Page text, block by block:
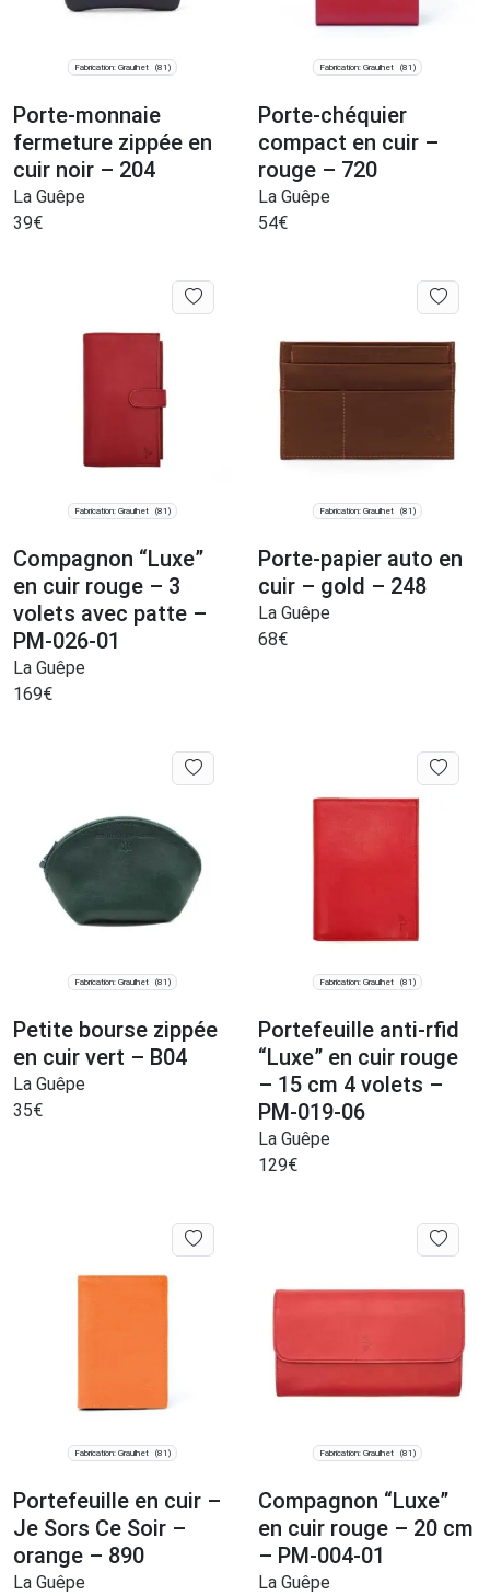
Fabrication: Graulhet (81)
Porte-monnaie
fermeture zippée en
cuir noir – 204
La Guêpe
39€
Fabrication: Graulhet (81)
Porte-chéquier
compact en cuir –
rouge – 720
La Guêpe
54€
Fabrication: Graulhet (81)
Compagnon “Luxe”
en cuir rouge – 3
volets avec patte –
PM-026-01
La Guêpe
169€
Fabrication: Graulhet (81)
Porte-papier auto en
cuir – gold – 248
La Guêpe
68€
Fabrication: Graulhet (81)
Petite bourse zippée
en cuir vert – B04
La Guêpe
35€
Fabrication: Graulhet (81)
Portefeuille anti-rfid
“Luxe” en cuir rouge
– 15 cm 4 volets –
PM-019-06
La Guêpe
129€
Fabrication: Graulhet (81)
Portefeuille en cuir –
Je Sors Ce Soir –
orange – 890
La Guêpe
Fabrication: Graulhet (81)
Compagnon “Luxe”
en cuir rouge – 20 cm
– PM-004-01
La Guêpe